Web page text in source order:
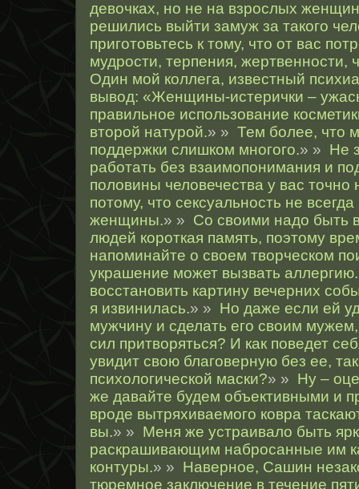
девочках, но не на взрослых
решились выйти замуж за такого
приготовьтесь к тому, что от вас
мудрости, терпения, жертвенности,
Один мой коллега, известный
вывод: «Женщины-истерички –
правильное использование
второй натурой.» » Тем более, что
поддержки слишком многого.» » Не
работать без взаимопонимания и
половины человечества у вас точно
потому, что сексуальность не
женщины.» » Со своими надо быть
людей короткая память, поэтому
напоминайте о своем творческом
украшение может вызвать аллергию.
восстановить картину вечерних
я извинилась.» » Но даже если ей
мужчину и сделать его своим
сил притворяться? И как поведет
увидит свою благоверную без ее, так
психологической маски?» » Ну –
же давайте будем объективными и
вроде вытряхиваемого ковра
вы.» » Меня же устраивало быть
раскрашивающим набросанные им
контуры.» » Наверное, Сашин
тюремное заключение в течение